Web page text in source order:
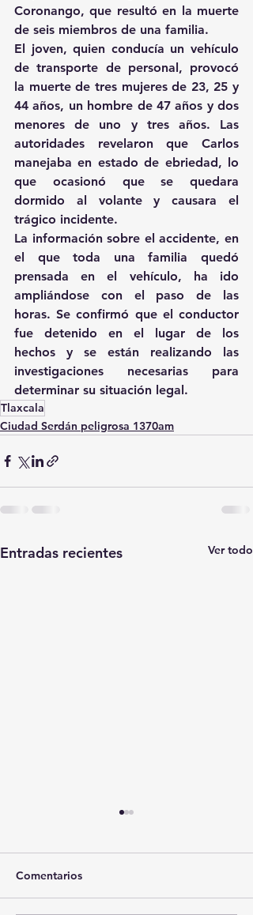
Coronango, que resultó en la muerte
de seis miembros de una familia.
El joven, quien conducía un vehículo
de transporte de personal, provocó
la muerte de tres mujeres de 23, 25 y
44 años, un hombre de 47 años y dos
menores de uno y tres años. Las
autoridades revelaron que Carlos
manejaba en estado de ebriedad, lo
que ocasionó que se quedara
dormido al volante y causara el
trágico incidente.
La información sobre el accidente, en
el que toda una familia quedó
prensada en el vehículo, ha ido
ampliándose con el paso de las
horas. Se confirmó que el conductor
fue detenido en el lugar de los
hechos y se están realizando las
investigaciones necesarias para
determinar su situación legal.
Tlaxcala
Ciudad Serdán peligrosa 1370am
Entradas recientes Ver todo
Comentarios